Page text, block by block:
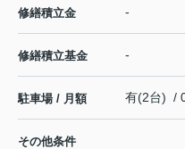
修繕積立金 -
修繕積立基金 -
駐車場 / 月額 有(2台) /
その他条件